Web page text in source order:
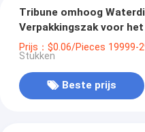
Tribune omhoog
Verpakkingszak voor
Bloembrood
Prijs：$0.06/Pieces 19999-
Stukken
Beste prijs